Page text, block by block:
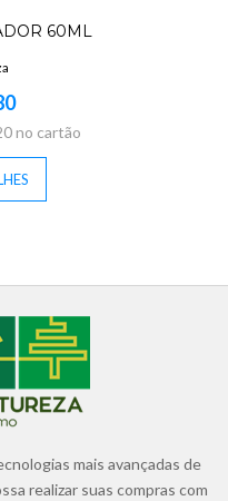
60ML
no cartão
mais avançadas de
realizar suas compras com